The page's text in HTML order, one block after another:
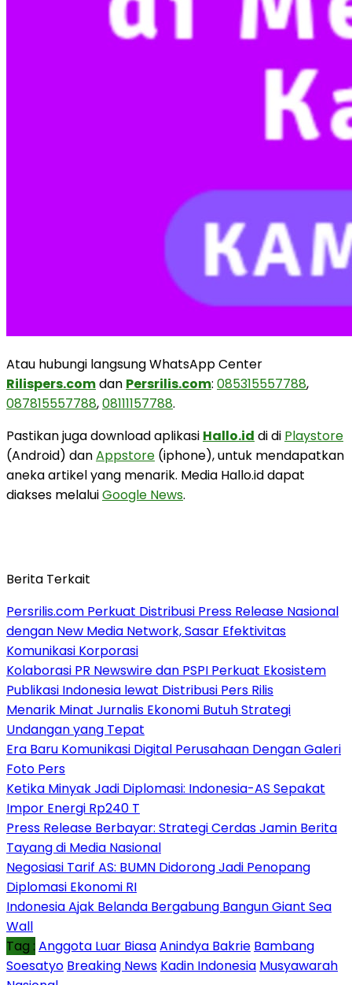
Atau hubungi langsung WhatsApp Center
Rilispers.comdan Persrilis.com: 085315557788,
087815557788,08111157788.
Pastikan juga download aplikasi Hallo.id di di Playstore
(Android) danAppstore (iphone), untuk mendapatkan
aneka artikel yang menarik. Media Hallo.id dapat
diakses melaluiGoogle News.
Berita Terkait
Persrilis.com Perkuat Distribusi Press Release Nasional
dengan New Media Network, Sasar Efektivitas
Komunikasi Korporasi
Kolaborasi PR Newswire dan PSPI Perkuat Ekosistem
Publikasi Indonesia lewat Distribusi Pers Rilis
Menarik Minat Jurnalis Ekonomi Butuh Strategi
Undangan yang Tepat
Era Baru Komunikasi Digital Perusahaan Dengan Galeri
Foto Pers
Ketika Minyak Jadi Diplomasi: Indonesia-AS Sepakat
Impor Energi Rp240 T
Press Release Berbayar: Strategi Cerdas Jamin Berita
Tayang di Media Nasional
Negosiasi Tarif AS: BUMN Didorong Jadi Penopang
Diplomasi Ekonomi RI
Indonesia Ajak Belanda Bergabung Bangun Giant Sea
Wall
Tag : Anggota Luar BiasaAnindya Bakrie Bambang
Soesatyo Breaking News Kadin Indonesia Musyawarah